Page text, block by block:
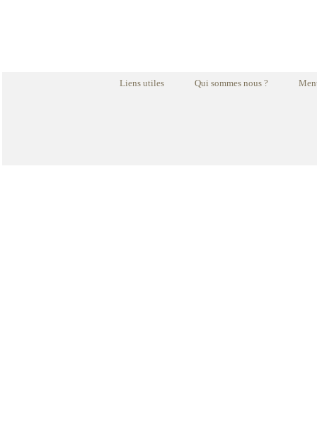
Liens utiles Qui sommes nous ?